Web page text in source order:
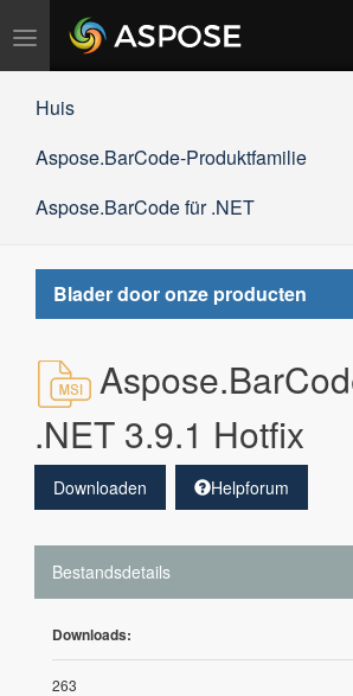
Navigation
umschalten
Huis
Aspose.BarCode-Produktfamilie
Aspose.BarCode für .NET
Blader door onze producten
.NET 3.9.1 Hotfix
Downloaden Helpforum
Bestandsdetails
Downloads:
263